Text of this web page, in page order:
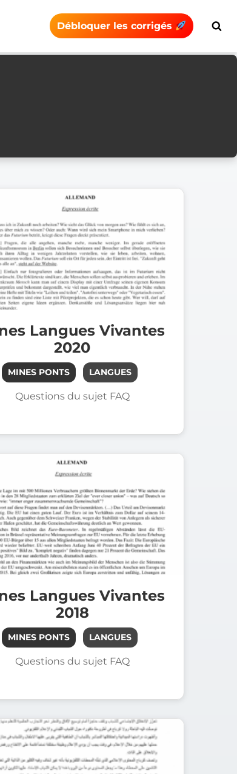
Débloquer les corrigés
Langues Vivantes
2020
MINES PONTS LANGUES
Questions du sujet FAQ
Langues Vivantes
2018
MINES PONTS LANGUES
Questions du sujet FAQ